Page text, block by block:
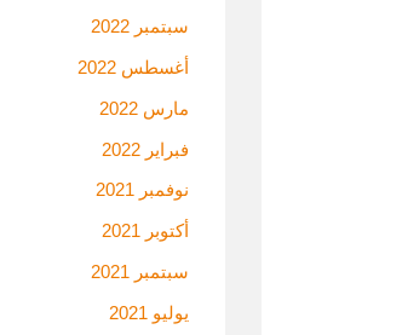
سبتمبر 2022
أغسطس 2022
مارس 2022
فبراير 2022
نوفمبر 2021
أكتوبر 2021
سبتمبر 2021
يوليو 2021